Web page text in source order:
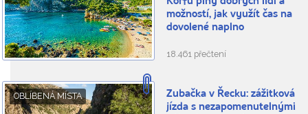
možností, jak využít čas na
dovolené naplno
18.461 přečtení
OBLÍBENÁ MÍSTA
Zubačka v Řecku: zážitková
jízda s nezapomenutelnými